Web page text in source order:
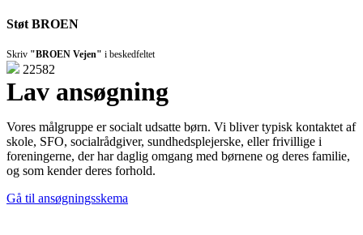
Støt BROEN
Skriv "BROEN Vejen" i beskedfeltet
22582
Lav ansøgning
Vores målgruppe er socialt udsatte børn. Vi bliver typisk kontaktet af
skole, SFO, socialrådgiver, sundhedsplejerske, eller frivillige i
foreningerne, der har daglig omgang med børnene og deres familie,
og som kender deres forhold.
Gå til ansøgningsskema